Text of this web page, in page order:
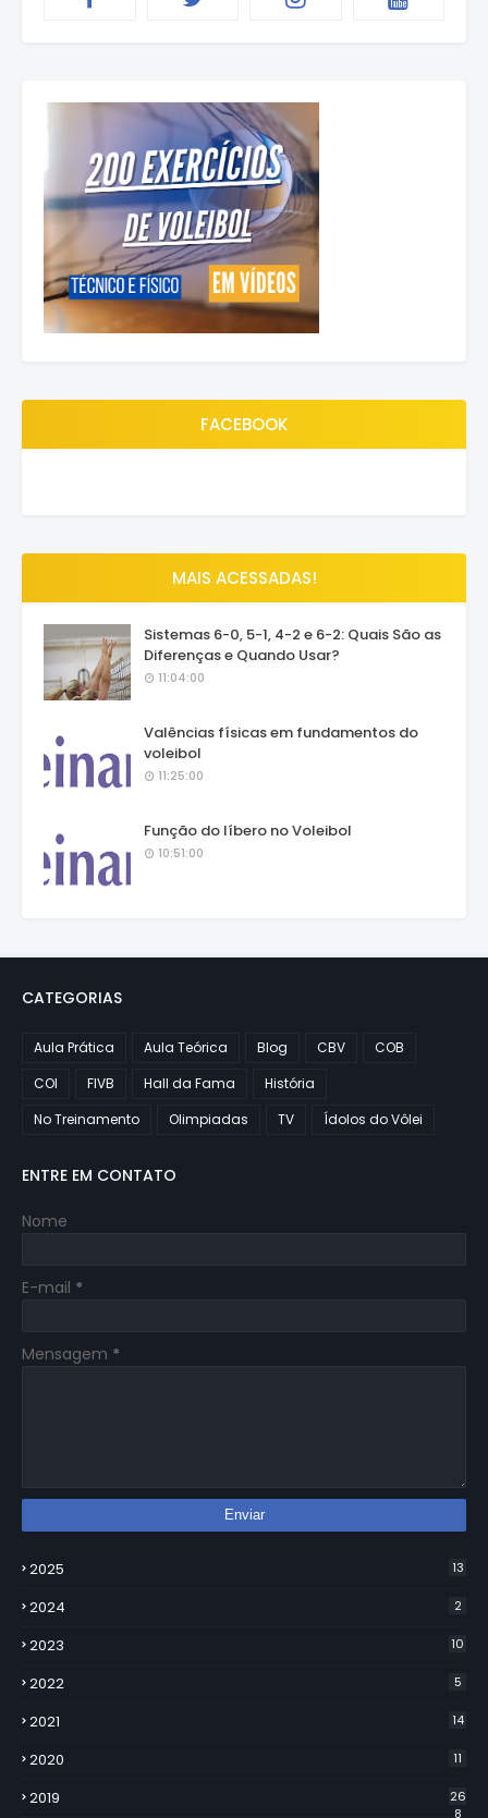
FACEBOOK
MAIS ACESSADAS!
Sistemas 6-0, 5-1, 4-2 e 6-2: Quais São as
Diferenças e Quando Usar?
11:04:00
Valências físicas em fundamentos do
voleibol
11:25:00
Função do líbero no Voleibol
10:51:00
CATEGORIAS
Aula Prática Aula Teórica Blog CBV
COB
COI
FIVB Hall da Fama
História
No Treinamento
Olimpiadas TV Ídolos do Vôlei
ENTRE EM CONTATO
Nome
E-mail *
Mensagem *
2025 13
2024 2
2023 10
2022 5
2021 14
2020 11
2019
26
8